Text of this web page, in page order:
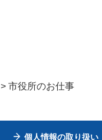
> 市役所のお仕事
個人情報の取り扱い